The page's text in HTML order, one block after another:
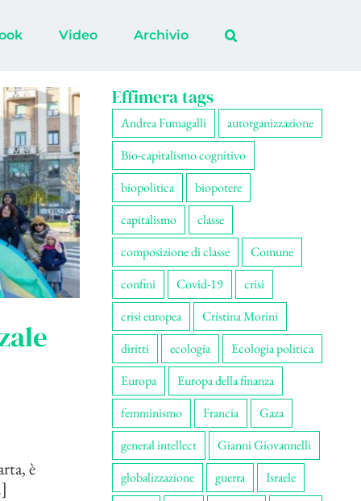
Video Archivio
è
Effimera tags
Andrea Fumagalli
autorganizzazione
Bio-capitalismo cognitivo
biopolitica
biopotere
capitalismo
classe
composizione di classe
Comune
confini
Covid-19
crisi
crisi europea
Cristina Morini
diritti
ecologia
Ecologia politica
Europa
Europa della finanza
femminismo
Francia
Gaza
general intellect
Gianni Giovannelli
globalizzazione
guerra
Israele